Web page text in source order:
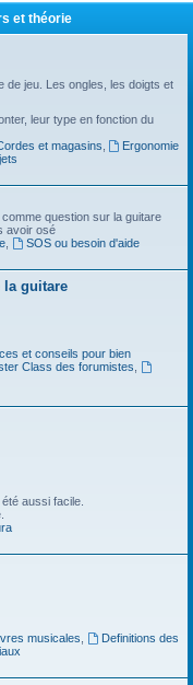
et théorie
de jeu. Les ongles, les doigts et
leur type en fonction du
et magasins
Ergonomie
question sur la guitare
avoir osé
,
SOS ou besoin d'aide
la guitare
et conseils pour bien
Class des forumistes
aussi facile.
musicales
Definitions des